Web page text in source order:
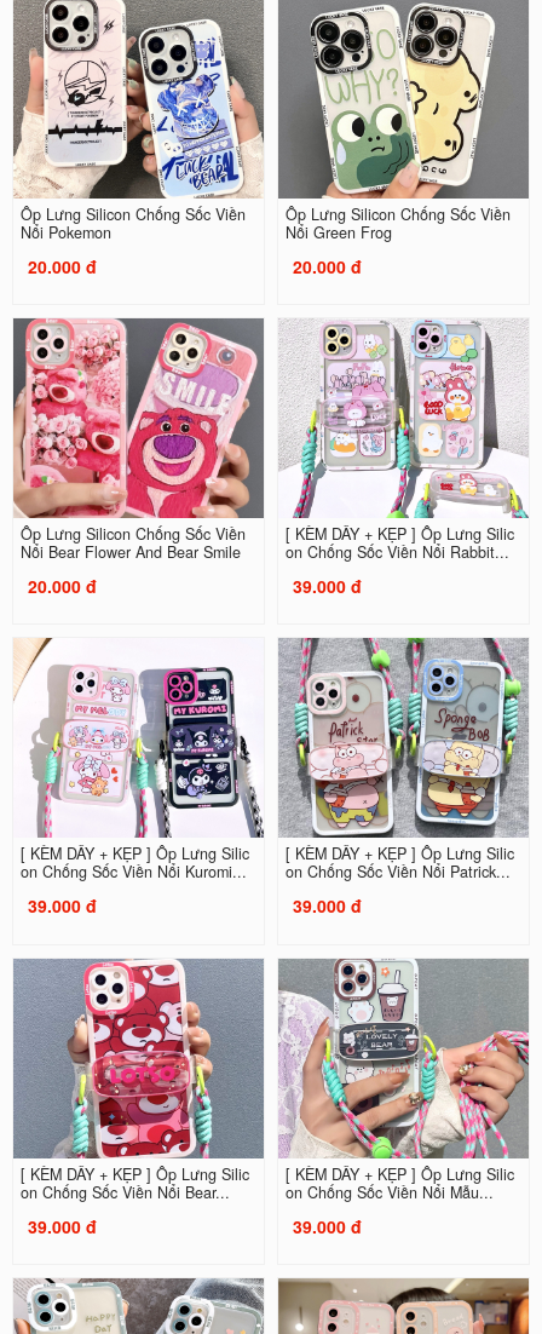
Ốp Lưng Silicon Chống Sốc Viền
Nổi Pokemon
20.000 đ
Ốp Lưng Silicon Chống Sốc Viền
Nổi Green Frog
20.000 đ
Ốp Lưng Silicon Chống Sốc Viền
Nổi Bear Flower And Bear Smile
20.000 đ
[ KÈM DÂY + KẸP ] Ốp Lưng Silic
on Chống Sốc Viền Nổi Rabbit...
39.000 đ
[ KÈM DÂY + KẸP ] Ốp Lưng Silic
on Chống Sốc Viền Nổi Kuromi...
39.000 đ
[ KÈM DÂY + KẸP ] Ốp Lưng Silic
on Chống Sốc Viền Nổi Patrick...
39.000 đ
[ KÈM DÂY + KẸP ] Ốp Lưng Silic
on Chống Sốc Viền Nổi Bear...
39.000 đ
[ KÈM DÂY + KẸP ] Ốp Lưng Silic
on Chống Sốc Viền Nổi Mẫu...
39.000 đ